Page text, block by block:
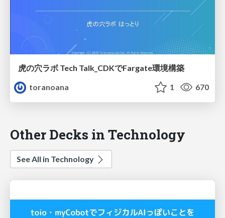
虎の穴ラボ Tech Talk_CDKでFargate環境構築
toranoana
1 670
Other Decks in Technology
See All in Technology